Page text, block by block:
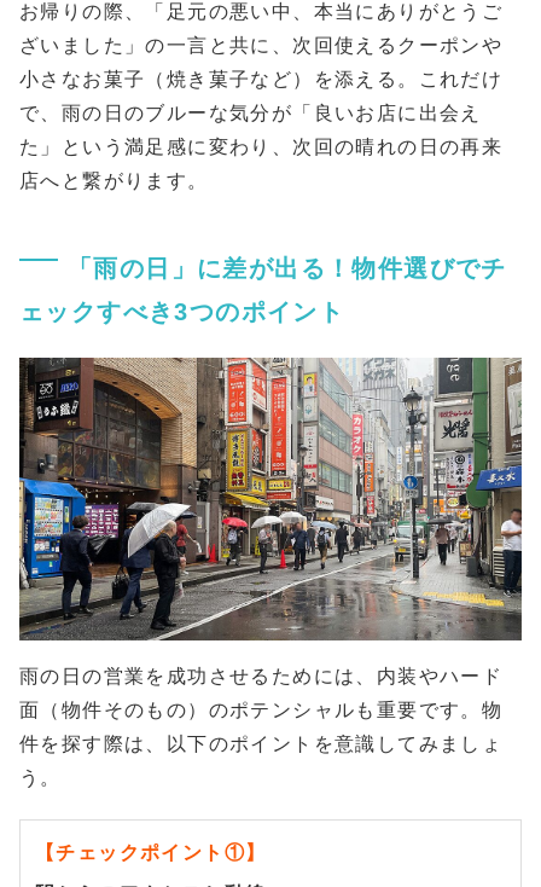
お帰りの際、「足元の悪い中、本当にありがとうご
ざいました」の一言と共に、次回使えるクーポンや
小さなお菓子（焼き菓子など）を添える。これだけ
で、雨の日のブルーな気分が「良いお店に出会え
た」という満足感に変わり、次回の晴れの日の再来
店へと繋がります。
「雨の日」に差が出る！物件選びでチ
ェックすべき3つのポイント
雨の日の営業を成功させるためには、内装やハード
面（物件そのもの）のポテンシャルも重要です。物
件を探す際は、以下のポイントを意識してみましょ
う。